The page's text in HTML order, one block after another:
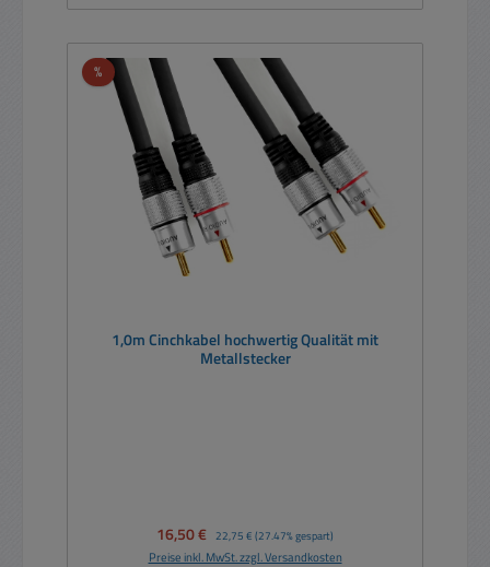
%Rabatt
1,0m Cinchkabel hochwertig Qualität mit
Metallstecker
Verkaufspreis:
16,50 € Regulärer Preis:
22,75 € (27.47% gespart)
Preise inkl. MwSt. zzgl. Versandkosten